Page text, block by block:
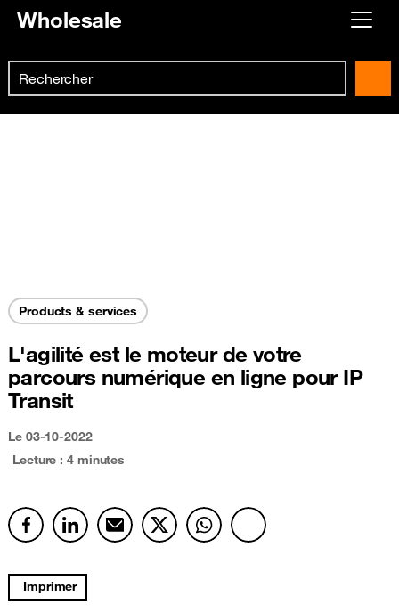
Wholesale
Already customer ?
Search
Products & services
L'agilité est le moteur de votre
parcours numérique en ligne pour IP
Transit
Le 03-10-2022
Lecture : 4 minutes
Imprimer